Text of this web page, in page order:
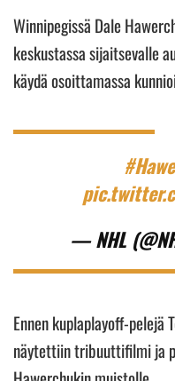
Winnipegissä Dale
keskustassa sijaitsevalle
käydä osoittamassa
— NHL
Ennen kuplaplayoff-pelejä
näytettiin tribuuttifilmi ja